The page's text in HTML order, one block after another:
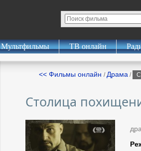
Мультфильмы ТВ онлайн
<< Фильмы онлайн / Драма /
Столица